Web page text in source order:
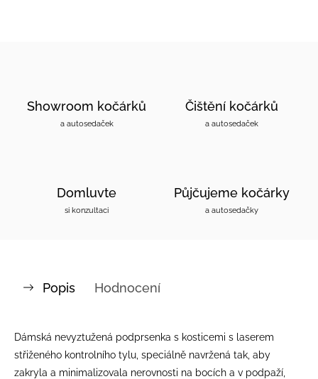
Showroom kočárků
a autosedaček
Čištění kočárků
a autosedaček
Domluvte
si konzultaci
Půjčujeme kočárky
a autosedačky
Popis Hodnocení
Dámská nevyztužená podprsenka s kosticemi s laserem
střiženého kontrolního tylu, speciálně navržená tak, aby
zakryla a minimalizovala nerovnosti na bocích a v podpaží,